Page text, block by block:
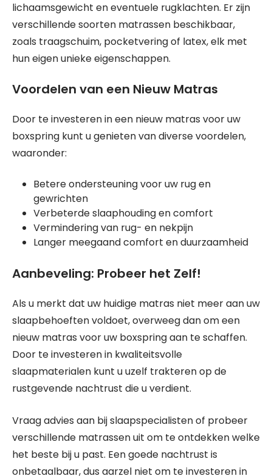
lichaamsgewicht en eventuele rugklachten. Er zijn
verschillende soorten matrassen beschikbaar,
zoals traagschuim, pocketvering of latex, elk met
hun eigen unieke eigenschappen.
Voordelen van een Nieuw Matras
Door te investeren in een nieuw matras voor uw
boxspring kunt u genieten van diverse voordelen,
waaronder:
Betere ondersteuning voor uw rug en
gewrichten
Verbeterde slaaphouding en comfort
Vermindering van rug- en nekpijn
Langer meegaand comfort en duurzaamheid
Aanbeveling: Probeer het Zelf!
Als u merkt dat uw huidige matras niet meer aan uw
slaapbehoeften voldoet, overweeg dan om een
nieuw matras voor uw boxspring aan te schaffen.
Door te investeren in kwaliteitsvolle
slaapmaterialen kunt u uzelf trakteren op de
rustgevende nachtrust die u verdient.
Vraag advies aan bij slaapspecialisten of probeer
verschillende matrassen uit om te ontdekken welke
het beste bij u past. Een goede nachtrust is
onbetaalbaar, dus aarzel niet om te investeren in